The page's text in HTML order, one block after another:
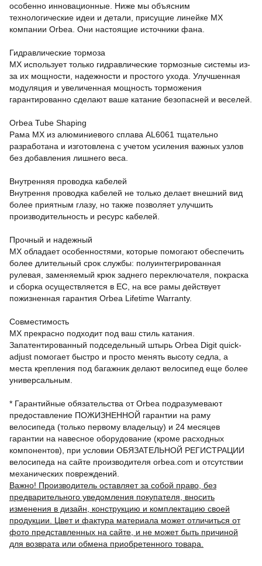
особенно инновационные. Ниже мы объясним
технологические идеи и детали, присущие линейке MX
компании Orbea. Они настоящие источники фана.
Гидравлические тормоза
MX использует только гидравлические тормозные системы из-
за их мощности, надежности и простого ухода. Улучшенная
модуляция и увеличенная мощность торможения
гарантированно сделают ваше катание безопасней и веселей.
Orbea Tube Shaping
Рама MX из алюминиевого сплава AL6061 тщательно
разработана и изготовлена с учетом усиления важных узлов
без добавления лишнего веса.
Внутренняя проводка кабелей
Внутрення проводка кабелей не только делает внешний вид
более приятным глазу, но также позволяет улучшить
производительность и ресурс кабелей.
Прочный и надежный
MX обладает особенностями, которые помогают обеспечить
более длительный срок службы: полуинтегрированная
рулевая, заменяемый крюк заднего переключателя, покраска
и сборка осуществляется в ЕС, на все рамы действует
пожизненная гарантия Orbea Lifetime Warranty.
Совместимость
MX прекрасно подходит под ваш стиль катания.
Запатентированный подседельный штырь Orbea Digit quick-
adjust помогает быстро и просто менять высоту седла, а
места крепления под багажник делают велосипед еще более
универсальным.
* Гарантийные обязательства от Orbea подразумевают
предоставление ПОЖИЗНЕННОЙ гарантии на раму
велосипеда (только первому владельцу) и 24 месяцев
гарантии на навесное оборудование (кроме расходных
компонентов), при условии ОБЯЗАТЕЛЬНОЙ РЕГИСТРАЦИИ
велосипеда на сайте производителя orbea.com и отсутствии
механических повреждений.
Важно! Производитель оставляет за собой право, без
предварительного уведомления покупателя, вносить
изменения в дизайн, конструкцию и комплектацию своей
продукции. Цвет и фактура материала может отличиться от
фото представленных на сайте, и не может быть причиной
для возврата или обмена приобретенного товара.